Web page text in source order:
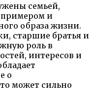
семьей,
примером и
образа жизни.
старшие братья и
роль в
интересов и
о
может сильно